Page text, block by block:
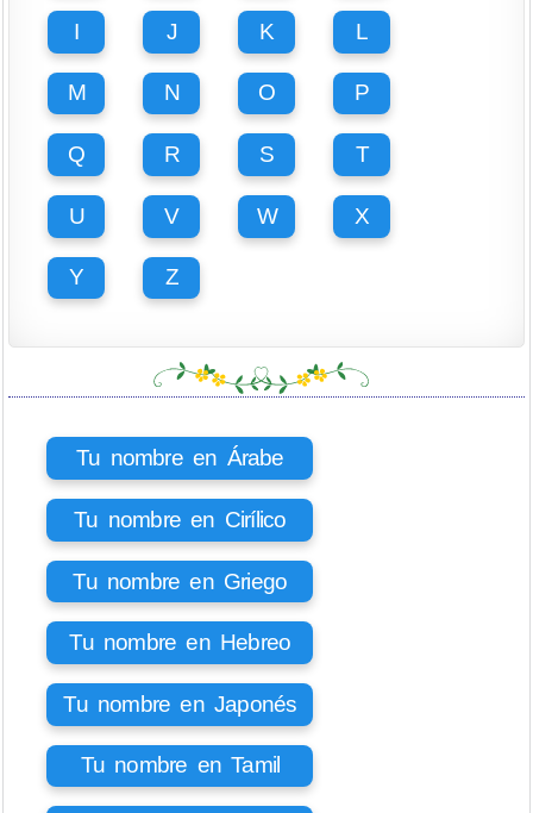
I J K L
M N O P
Q R S T
U V W X
Y Z
Tu nombre en Árabe
Tu nombre en Cirílico
Tu nombre en Griego
Tu nombre en Hebreo
Tu nombre en Japonés
Tu nombre en Tamil